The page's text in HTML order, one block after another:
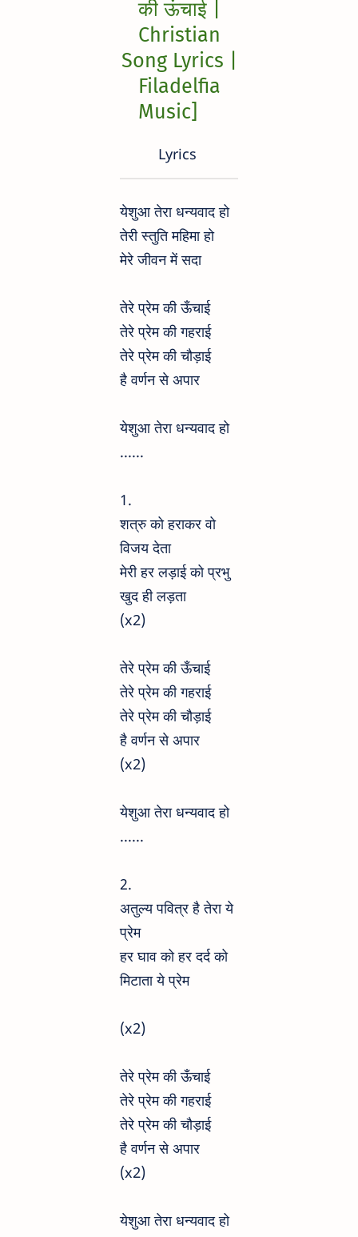
की ऊंचाई |
Christian
Song Lyrics |
Filadelfia
Music]
Lyrics
येशुआ तेरा धन्यवाद हो
तेरी स्तुति महिमा हो
मेरे जीवन में सदा
तेरे प्रेम की ऊँचाई
तेरे प्रेम की गहराई
तेरे प्रेम की चौड़ाई
है वर्णन से अपार
येशुआ तेरा धन्यवाद हो
......
1.
शत्रु को हराकर वो
विजय देता
मेरी हर लड़ाई को प्रभु
खुद ही लड़ता
(x2)
तेरे प्रेम की ऊँचाई
तेरे प्रेम की गहराई
तेरे प्रेम की चौड़ाई
है वर्णन से अपार
(x2)
येशुआ तेरा धन्यवाद हो
......
2.
अतुल्य पवित्र है तेरा ये
प्रेम
हर घाव को हर दर्द को
मिटाता ये प्रेम
(x2)
तेरे प्रेम की ऊँचाई
तेरे प्रेम की गहराई
तेरे प्रेम की चौड़ाई
है वर्णन से अपार
(x2)
येशुआ तेरा धन्यवाद हो